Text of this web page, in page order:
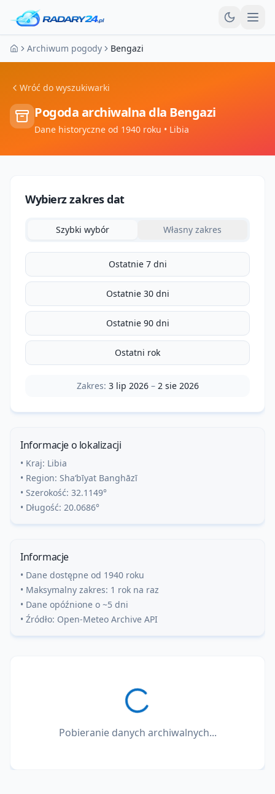
Strona główna
Archiwum pogody Bengazi
Wróć do wyszukiwarki
Pogoda archiwalna dla Bengazi
Dane historyczne od 1940 roku • Libia
Wybierz zakres dat
Szybki wybór Własny zakres
Ostatnie 7 dni
Ostatnie 30 dni
Ostatnie 90 dni
Ostatni rok
Zakres: 3 lip 2026– 2 sie 2026
Informacje o lokalizacji
• Kraj: Libia
• Region: Sha‘bīyat Banghāzī
• Szerokość: 32.1149°
• Długość: 20.0686°
Informacje
• Dane dostępne od 1940 roku
• Maksymalny zakres: 1 rok na raz
• Dane opóźnione o ~5 dni
• Źródło: Open-Meteo Archive API
Pobieranie danych archiwalnych...